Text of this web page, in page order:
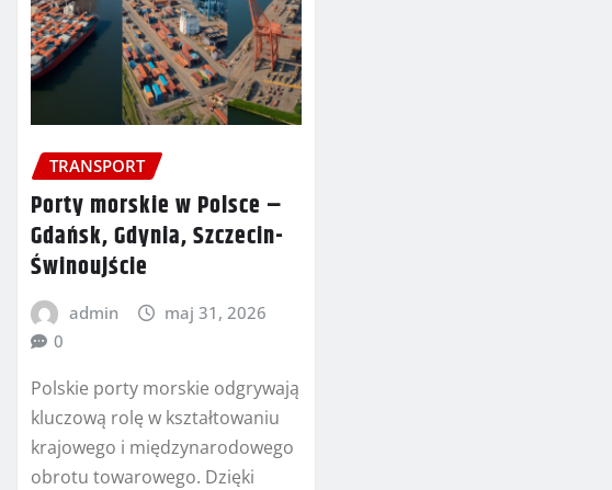
TRANSPORT
Porty morskie w Polsce –
Gdańsk, Gdynia, Szczecin-
Świnoujście
admin
maj 31, 2026
0
Polskie porty morskie odgrywają
kluczową rolę w kształtowaniu
krajowego i międzynarodowego
obrotu towarowego. Dzięki